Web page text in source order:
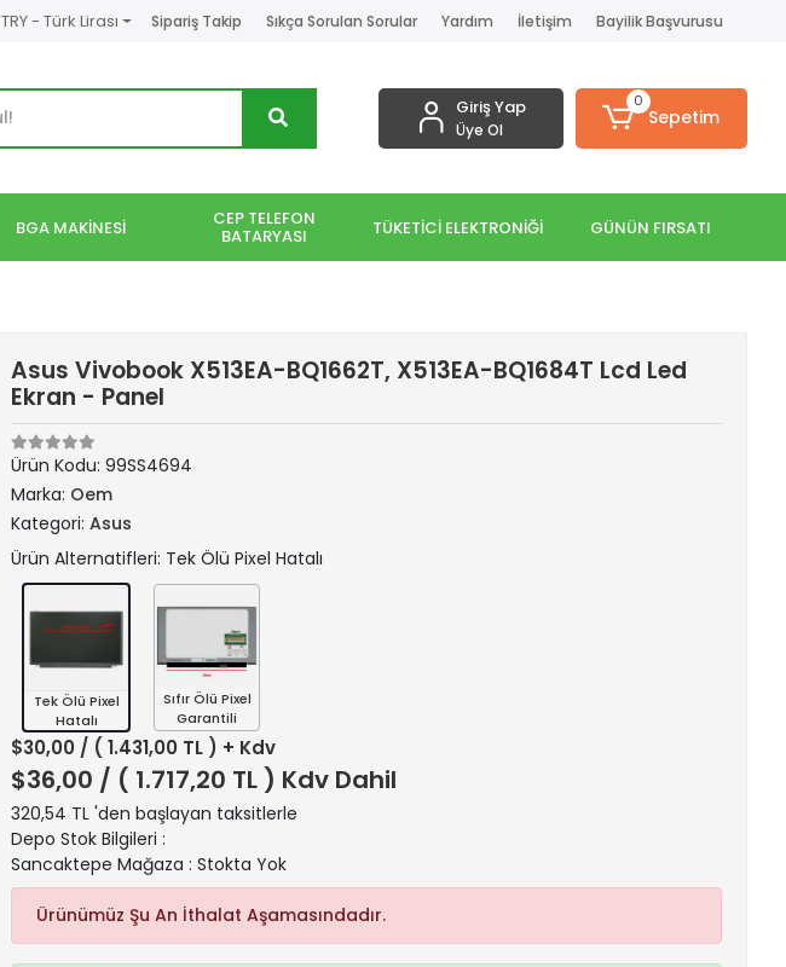
TRY - Türk Lirası Sipariş Takip Sıkça Sorulan Sorular Yardım İletişim Bayilik Başvurusu
Giriş Yap
Üye Ol
0
Sepetim
BGA MAKİNESİ CEP TELEFON
BATARYASI TÜKETİCİ ELEKTRONİĞİ GÜNÜN FIRSATI
Asus Vivobook X513EA-BQ1662T, X513EA-BQ1684T Lcd Led
Ekran - Panel
Ürün Kodu: 99SS4694
Marka: Oem
Kategori: Asus
Ürün Alternatifleri: Tek Ölü Pixel Hatalı
Tek Ölü Pixel
Hatalı
Sıfır Ölü Pixel
Garantili
$30,00 / ( 1.431,00 TL ) + Kdv
$36,00 / ( 1.717,20 TL ) Kdv Dahil
320,54 TL 'den başlayan taksitlerle
Depo Stok Bilgileri :
Sancaktepe Mağaza : Stokta Yok
Ürünümüz Şu An İthalat Aşamasındadır.